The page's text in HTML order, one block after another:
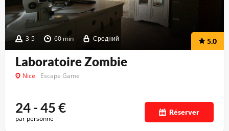
3-5 60 min Средний 5.0
Laboratoire Zombie
Nice Escape Game
24 - 45€
par personne
Réserver